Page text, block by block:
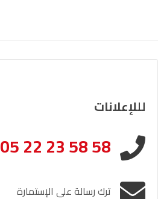
لللإعلانات
05 22 23 58 58
ترك رسالة على الإستمارة